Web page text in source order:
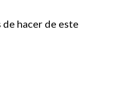
hacer de este